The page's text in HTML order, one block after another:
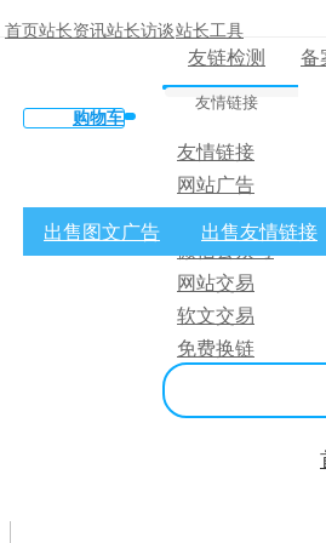
首页 站长资讯站长访谈站长工具
友链检测 备
友情链接
友情链接
网站广告
微博广告
网站交易
软文交易
免费换链
购物车
出售图文广告 出售友情链接
×